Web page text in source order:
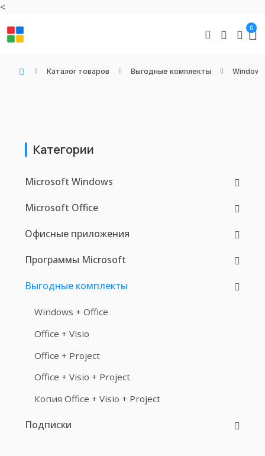
<
0
Каталог товаров Выгодные комплекты
Категории
Microsoft Windows
Microsoft Office
Офисные приложения
Программы Microsoft
Выгодные комплекты
Windows + Office
Office + Visio
Office + Project
Office + Visio + Project
Копия Office + Visio + Project
Подписки